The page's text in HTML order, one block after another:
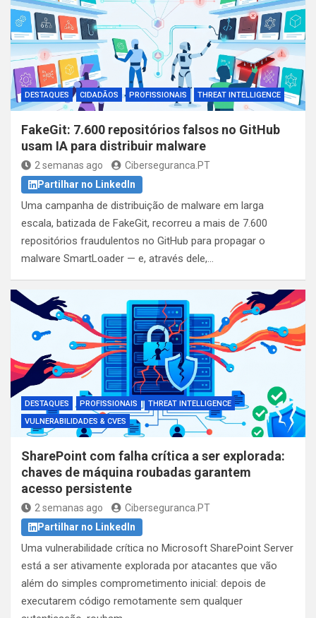
DESTAQUES CIDADÃOS PROFISSIONAIS THREAT INTELLIGENCE
FakeGit: 7.600 repositórios falsos no GitHub
usam IA para distribuir malware
2 semanas ago
Ciberseguranca.PT
Partilhar no LinkedIn
Uma campanha de distribuição de malware em larga
escala, batizada de FakeGit, recorreu a mais de 7.600
repositórios fraudulentos no GitHub para propagar o
malware SmartLoader — e, através dele,…
DESTAQUES PROFISSIONAIS
THREAT INTELLIGENCE
VULNERABILIDADES & CVES
SharePoint com falha crítica a ser explorada:
chaves de máquina roubadas garantem
acesso persistente
2 semanas ago
Ciberseguranca.PT
Partilhar no LinkedIn
Uma vulnerabilidade crítica no Microsoft SharePoint Server
está a ser ativamente explorada por atacantes que vão
além do simples comprometimento inicial: depois de
executarem código remotamente sem qualquer